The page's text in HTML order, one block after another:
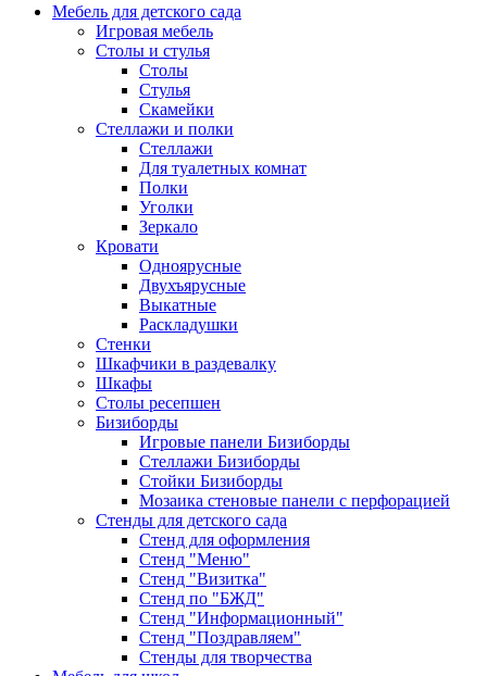
Мебель для детского сада
Игровая мебель
Столы и стулья
Столы
Стулья
Скамейки
Стеллажи и полки
Стеллажи
Для туалетных комнат
Полки
Уголки
Зеркало
Кровати
Одноярусные
Двухъярусные
Выкатные
Раскладушки
Стенки
Шкафчики в раздевалку
Шкафы
Столы ресепшен
Бизиборды
Игровые панели Бизиборды
Стеллажи Бизиборды
Стойки Бизиборды
Мозаика стеновые панели с перфорацией
Стенды для детского сада
Стенд для оформления
Стенд "Меню"
Стенд "Визитка"
Стенд по "БЖД"
Стенд "Информационный"
Стенд "Поздравляем"
Стенды для творчества